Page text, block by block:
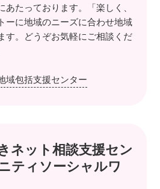
あたっております。「楽しく、
ーに地域のニーズに合わせ地域
す。どうぞお気軽にご相談くだ
域包括支援センター
ネット相談支援セン
ティソーシャルワ